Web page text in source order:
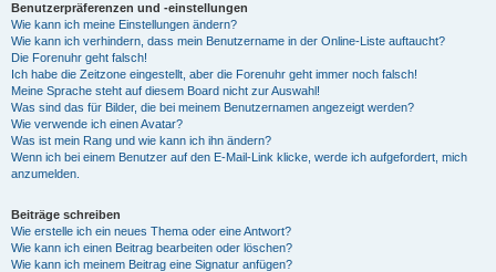
Benutzerpräferenzen und -einstellungen
Wie kann ich meine Einstellungen ändern?
Wie kann ich verhindern, dass mein Benutzername in der Online-Liste auftaucht?
Die Forenuhr geht falsch!
Ich habe die Zeitzone eingestellt, aber die Forenuhr geht immer noch falsch!
Meine Sprache steht auf diesem Board nicht zur Auswahl!
Was sind das für Bilder, die bei meinem Benutzernamen angezeigt werden?
Wie verwende ich einen Avatar?
Was ist mein Rang und wie kann ich ihn ändern?
Wenn ich bei einem Benutzer auf den E-Mail-Link klicke, werde ich aufgefordert, mich
anzumelden.
Beiträge schreiben
Wie erstelle ich ein neues Thema oder eine Antwort?
Wie kann ich einen Beitrag bearbeiten oder löschen?
Wie kann ich meinem Beitrag eine Signatur anfügen?